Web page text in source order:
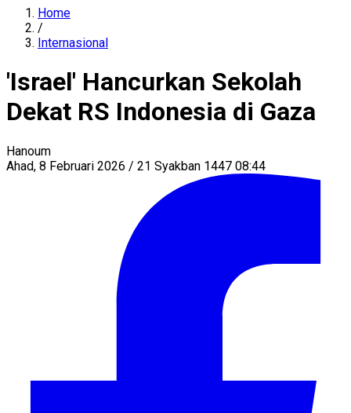
Home
/
Internasional
'Israel' Hancurkan Sekolah
Dekat RS Indonesia di Gaza
Hanoum
Ahad, 8 Februari 2026 / 21 Syakban 1447 08:44